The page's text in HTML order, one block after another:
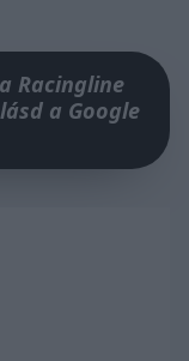
Racingline
a Google